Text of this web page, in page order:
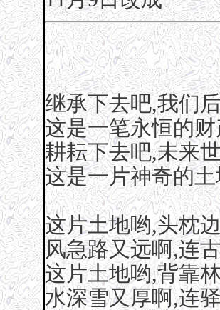
继承下去吧,我们
这是一笔永恒的
耕耘下去吧,未来
这是一片神奇的
这片土地哟,头枕
风急路又远啊,连
这片土地哟,背靠
水深雪又厚啊,连